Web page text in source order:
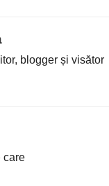
blogger și visător
care